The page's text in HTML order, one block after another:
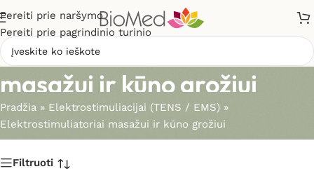
Pereiti prie naršymo
Pereiti prie pagrindinio turinio
Elektrostimuliatoriai
masažui ir kūno grožiui
Pradžia » Elektrostimuliacijai (TENS / EMS) »
Elektrostimuliatoriai masažui ir kūno grožiui
Filtruoti